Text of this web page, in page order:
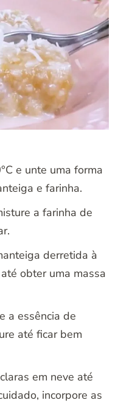
e unte uma forma
e farinha.
a farinha de
derretida à
obter uma massa
a essência de
até ficar bem
em neve até
incorpore as